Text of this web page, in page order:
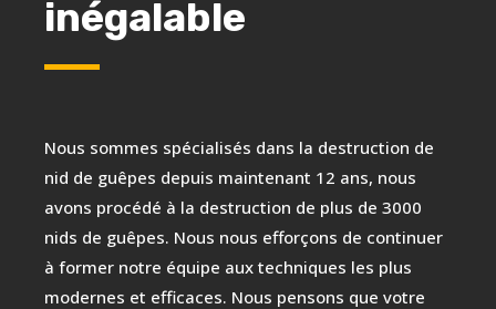
inégalable
Nous sommes spécialisés dans la destruction de
nid de guêpes depuis maintenant 12 ans, nous
avons procédé à la destruction de plus de 3000
nids de guêpes. Nous nous efforçons de continuer
à former notre équipe aux techniques les plus
modernes et efficaces. Nous pensons que votre